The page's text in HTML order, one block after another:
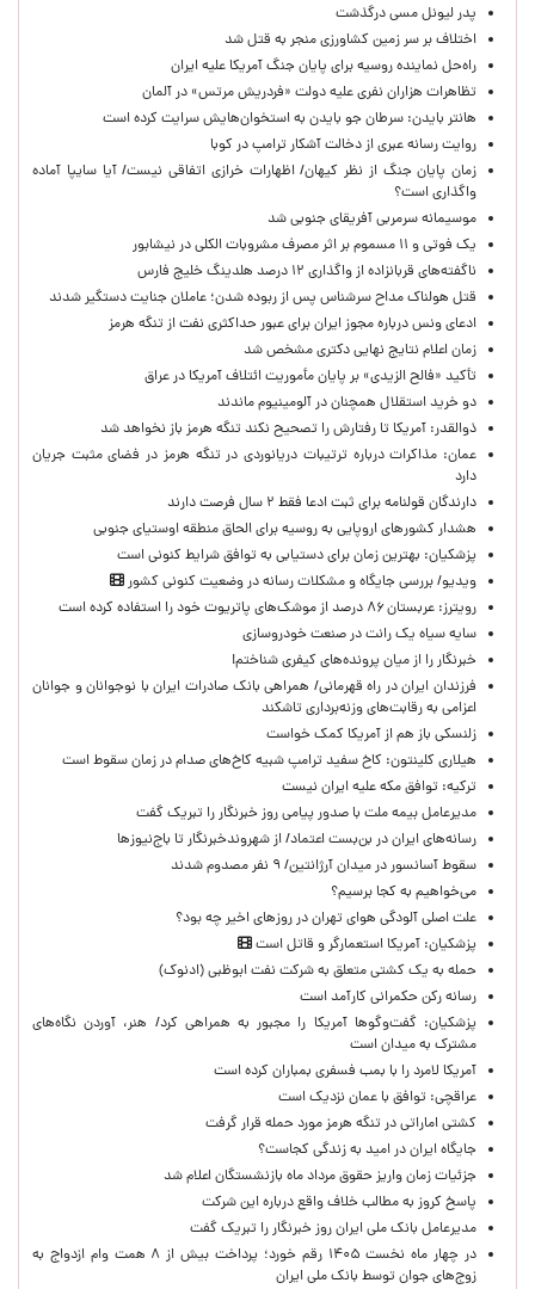
پدر لیونل مسی درگذشت
اختلاف بر سر زمین کشاورزی منجر به قتل شد
راه‌حل نماینده روسیه برای پایان جنگ آمریکا علیه ایران
تظاهرات هزاران نفری علیه دولت «فردریش مرتس» در آلمان
هانتر بایدن: سرطان جو بایدن به استخوان‌هایش سرایت کرده است
روایت رسانه عبری از دخالت آشکار ترامپ در کوبا
زمان پایان جنگ از نظر کیهان/ اظهارات خرازی اتفاقی نیست/ آیا سایپا آماده
واگذاری است؟
موسیمانه سرمربی آفریقای جنوبی شد
یک فوتی و ۱۱ مسموم بر اثر مصرف مشروبات الکلی در نیشابور
ناگفته‌های قربانزاده از واگذاری ۱۲ درصد هلدینگ خلیج فارس
قتل هولناک مداح سرشناس پس از ربوده شدن؛ عاملان جنایت دستگیر شدند
ادعای ونس درباره مجوز ایران برای عبور حداکثری نفت از تنگه هرمز
زمان اعلام نتایج نهایی دکتری مشخص شد
تأکید «فالح الزیدی» بر پایان مأموریت ائتلاف آمریکا در عراق
دو خرید استقلال همچنان در آلومینیوم ماندند
ذوالقدر: آمریکا تا رفتارش را تصحیح نکند تنگه هرمز باز نخواهد شد
عمان: مذاکرات درباره ترتیبات دریانوردی در تنگه هرمز در فضای مثبت جریان
دارد
دارندگان قولنامه برای ثبت ادعا فقط ۲ سال فرصت دارند
هشدار کشورهای اروپایی به روسیه برای الحاق منطقه اوستیای جنوبی
پزشکیان‌: بهترین زمان برای دستیابی به توافق شرایط کنونی است
ویدیو/ بررسی جایگاه و مشکلات رسانه در وضعیت کنونی کشور
رویترز: عربستان ۸۶ درصد از موشک‌های پاتریوت خود را استفاده کرده است
سایه سیاه یک رانت در صنعت خودروسازی
خبرنگار را از میان پرونده‌های کیفری شناختم!
​فرزندان ایران در راه قهرمانی/ همراهی بانک صادرات ایران با نوجوانان و جوانان
اعزامی به رقابت‌های وزنه‌برداری تاشکند
زلنسکی باز هم از آمریکا کمک خواست
هیلاری کلینتون: کاخ سفید ترامپ شبیه کاخ‌های صدام در زمان سقوط است
ترکیه: توافق مکه علیه ایران نیست
مدیرعامل بیمه ملت با صدور پیامی روز خبرنگار را تبریک گفت
رسانه‌های ایران در بن‌بست اعتماد/ از شهروندخبرنگار تا باج‌نیوزها
سقوط آسانسور در میدان آرژانتین/ ۹ نفر مصدوم شدند
می‌خواهیم به کجا برسیم؟
علت اصلی آلودگی هوای تهران در روزهای اخیر چه بود؟
پزشکیان: آمریکا استعمارگر و قاتل است
حمله به یک کشتی متعلق به شرکت نفت ابوظبی (ادنوک)
رسانه رکن حکمرانی کارآمد است
پزشکیان: گفت‌وگوها آمریکا را مجبور به همراهی کرد/ هنر، آوردن نگاه‌های
مشترک به میدان است
آمریکا لامرد را با بمب فسفری بمباران کرده است
عراقچی: توافق با عمان نزدیک است
کشتی اماراتی در تنگه هرمز مورد حمله قرار گرفت
جایگاه ایران در امید به زندگی کجاست؟
جزئیات زمان واریز حقوق مرداد ماه بازنشستگان اعلام شد
پاسخ کروز به مطالب خلاف واقع درباره این شرکت
مدیرعامل بانک ملی ایران روز خبرنگار را تبریک گفت
در چهار ماه نخست ۱۴۰۵ رقم خورد؛ پرداخت بیش از ۸ همت وام ازدواج به
زوج‌های جوان توسط بانک ملی ایران